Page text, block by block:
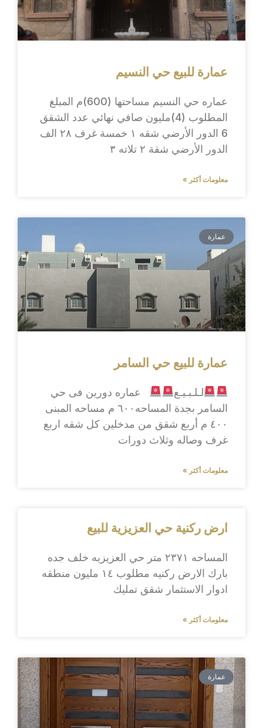
عمارة للبيع حي النسيم
عماره حي النسيم مساحتها (600)م المبلغ
المطلوب (4)مليون صافي نهائي عدد الشقق
6 الدور الأرضي شقه ١ خمسة غرف ٢٨ الف
الدور الأرضي شقة ٢ تلاته ٣
معلومات أكثر »
عمارة
عمارة للبيع حي السامر
لـلـبـيـع
عماره دورين فى حي
السامر بجدة المساحه٦٠٠ م مساحه المبنى
٤٠٠ م أربع شقق من مدخلين كل شقه اربع
غرف وصاله وثلاث دورات
معلومات أكثر »
ارض ركنية حي العزيزية للبيع
المساحه ٢٣٧١ متر حي العزيزيه خلف جده
بارك الارض ركنيه مطلوب ١٤ مليون منطقه
ادوار الاستثمار شقق تمليك
معلومات أكثر »
عمارة